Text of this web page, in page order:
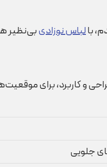
بالباس‌ نوزادیبی‌نظیر
و کاربرد، برای
جلویی